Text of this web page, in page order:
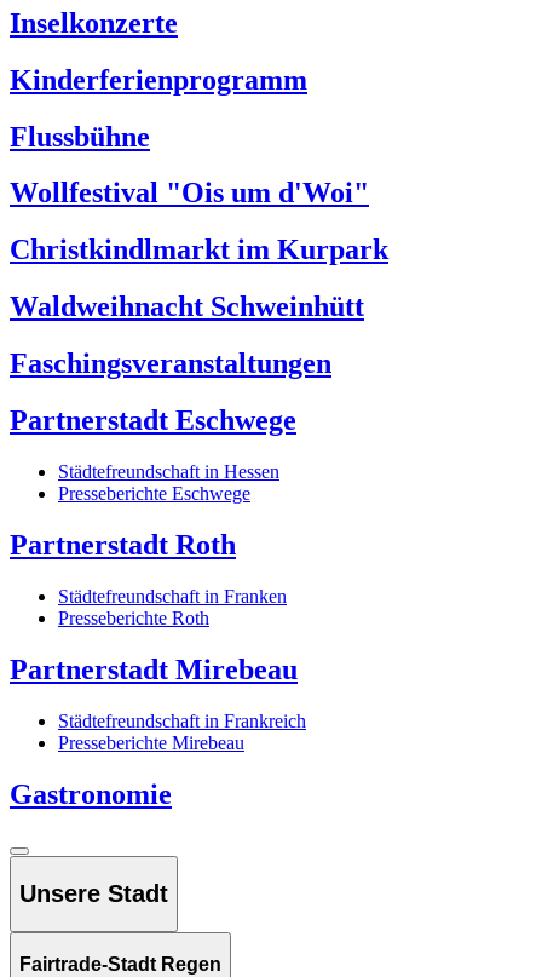
Inselkonzerte
Kinderferienprogramm
Flussbühne
Wollfestival "Ois um d'Woi"
Christkindlmarkt im Kurpark
Waldweihnacht Schweinhütt
Faschingsveranstaltungen
Partnerstadt Eschwege
Städtefreundschaft in Hessen
Presseberichte Eschwege
Partnerstadt Roth
Städtefreundschaft in Franken
Presseberichte Roth
Partnerstadt Mirebeau
Städtefreundschaft in Frankreich
Presseberichte Mirebeau
Gastronomie
Unsere Stadt
Fairtrade-Stadt Regen